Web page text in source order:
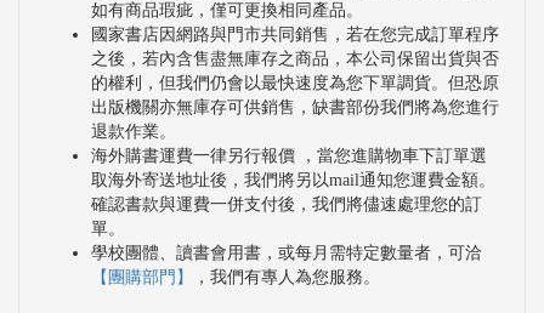
如有商品瑕疵，僅可更換相同產品。
國家書店因網路與門市共同銷售，若在您完成訂單程序
之後，若內含售盡無庫存之商品，本公司保留出貨與否
的權利，但我們仍會以最快速度為您下單調貨。但恐原
出版機關亦無庫存可供銷售，缺書部份我們將為您進行
退款作業。
海外購書運費一律另行報價 ，當您進購物車下訂單選
取海外寄送地址後，我們將另以mail通知您運費金額。
確認書款與運費一併支付後，我們將儘速處理您的訂
單。
學校團體、讀書會用書，或每月需特定數量者，可洽
【團購部門】
，我們有專人為您服務。